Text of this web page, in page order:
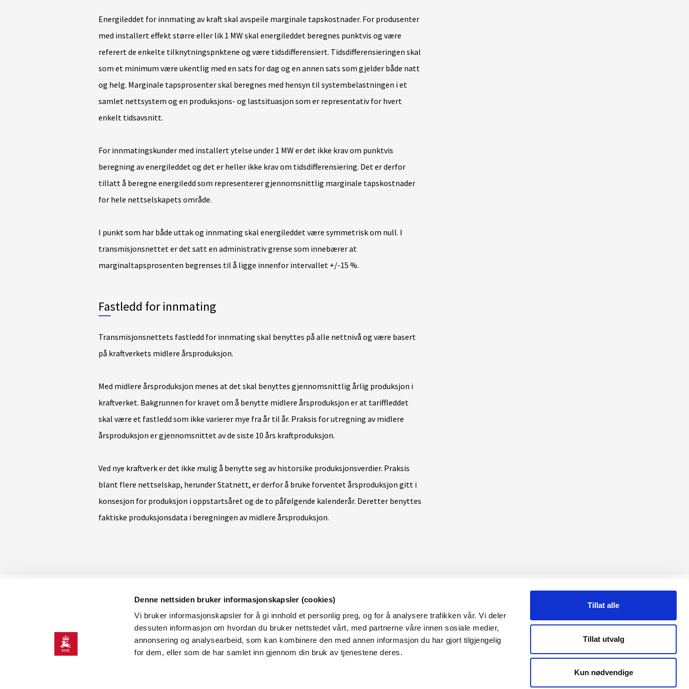
Denne nettsiden bruker informasjonskapsler (cookies)
Vi bruker informasjonskapsler for å gi innhold et personlig preg, og for å analysere trafikken vår. Vi deler
dessuten informasjon om hvordan du bruker nettstedet vårt, med partnerne våre innen sosiale medier,
annonsering og analysearbeid, som kan kombinere den med annen informasjon du har gjort tilgjengelig
for dem, eller som de har samlet inn gjennom din bruk av tjenestene deres.
Tillat alle
Tillat utvalg
Kun nødvendige
Energileddet for innmating av kraft skal avspeile marginale tapskostnader. For produsenter
med installert effekt større eller lik 1 MW skal energileddet beregnes punktvis og være
referert de enkelte tilknytningspnktene og være tidsdifferensiert. Tidsdifferensieringen skal
som et minimum være ukentlig med en sats for dag og en annen sats som gjelder både natt
og helg. Marginale tapsprosenter skal beregnes med hensyn til systembelastningen i et
samlet nettsystem og en produksjons- og lastsituasjon som er representativ for hvert
enkelt tidsavsnitt.
For innmatingskunder med installert ytelse under 1 MW er det ikke krav om punktvis
beregning av energileddet og det er heller ikke krav om tidsdifferensiering. Det er derfor
tillatt å beregne energiledd som representerer gjennomsnittlig marginale tapskostnader
for hele nettselskapets område.
I punkt som har både uttak og innmating skal energileddet være symmetrisk om null. I
transmisjonsnettet er det satt en administrativ grense som innebærer at
marginaltapsprosenten begrenses til å ligge innenfor intervallet +/-15 %.
Fastledd for innmating
Transmisjonsnettets fastledd for innmating skal benyttes på alle nettnivå og være basert
på kraftverkets midlere årsproduksjon.
Med midlere årsproduksjon menes at det skal benyttes gjennomsnittlig årlig produksjon i
kraftverket. Bakgrunnen for kravet om å benytte midlere årsproduksjon er at tariffleddet
skal være et fastledd som ikke varierer mye fra år til år. Praksis for utregning av midlere
årsproduksjon er gjennomsnittet av de siste 10 års kraftproduksjon.
Ved nye kraftverk er det ikke mulig å benytte seg av historsike produksjonsverdier. Praksis
blant flere nettselskap, herunder Statnett, er derfor å bruke forventet årsproduksjon gitt i
konsesjon for produksjon i oppstartsåret og de to påfølgende kalenderår. Deretter benyttes
faktiske produksjonsdata i beregningen av midlere årsproduksjon.
KONTAKT OSS
Kontaktinformasjon
OM RME
Dette er RME
Ledige stillinger i RME
RMEs personvernerklæring